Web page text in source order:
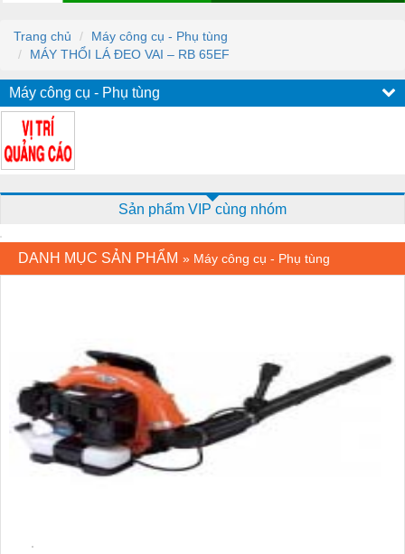
Trang chủ
Máy công cụ - Phụ tùng
MÁY THỔI LÁ ĐEO VAI – RB 65EF
Máy công cụ - Phụ tùng
Sản phẩm VIP cùng nhóm
DANH MỤC SẢN PHẨM » Máy công cụ - Phụ tùng